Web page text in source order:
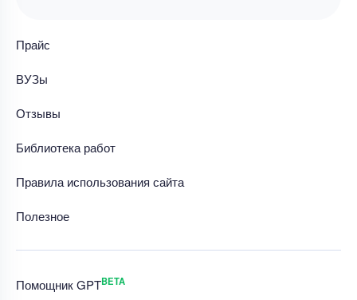
Прайс
ВУЗы
Отзывы
Библиотека работ
Правила использования сайта
Полезное
Помощник GPTBETA